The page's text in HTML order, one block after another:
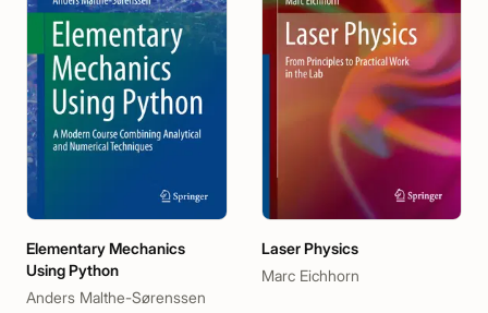
Elementary Mechanics
Using Python
Anders Malthe-Sørenssen
Laser Physics
Marc Eichhorn